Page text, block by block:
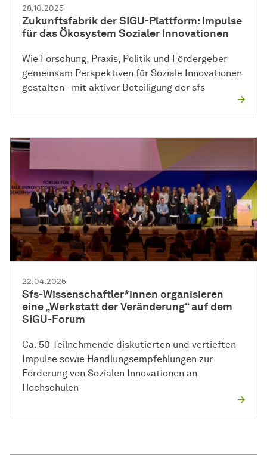
28.10.2025
Zukunftsfabrik der SIGU-Plattform: Impulse
für das Ökosystem Sozialer Innovationen
Wie Forschung, Praxis, Politik und Fördergeber
gemeinsam Perspektiven für Soziale Innovationen
gestalten - mit aktiver Beteiligung der sfs
22.04.2025
Sfs-Wissenschaftler*innen organisieren
eine „Werkstatt der Veränderung“ auf dem
SIGU-Forum
Ca. 50 Teilnehmende diskutierten und vertieften
Impulse sowie Handlungsempfehlungen zur
Förderung von Sozialen Innovationen an
Hochschulen